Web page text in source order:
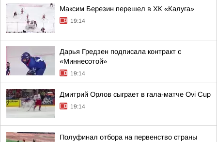
Максим Березин перешел в ХК «Калуга»
19:14
Дарья Гредзен подписала контракт с
«Миннесотой»
19:14
Дмитрий Орлов сыграет в гала-матче Ovi Cup
19:14
Полуфинал отбора на первенство страны